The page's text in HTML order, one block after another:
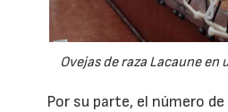
Ovejas de raza Lacaune en
Por su parte, el número